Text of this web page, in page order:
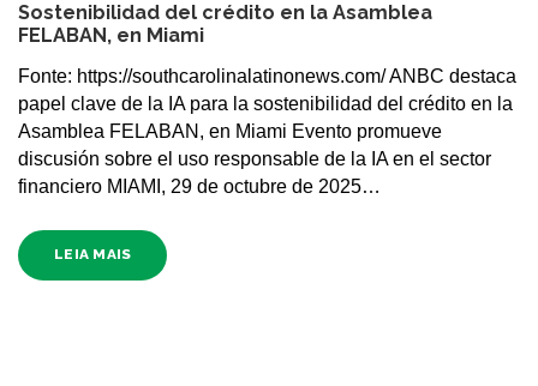
Sostenibilidad del crédito en la Asamblea
FELABAN, en Miami
Fonte: https://southcarolinalatinonews.com/ ANBC destaca
papel clave de la IA para la sostenibilidad del crédito en la
Asamblea FELABAN, en Miami Evento promueve
discusión sobre el uso responsable de la IA en el sector
financiero MIAMI, 29 de octubre de 2025…
LEIA MAIS